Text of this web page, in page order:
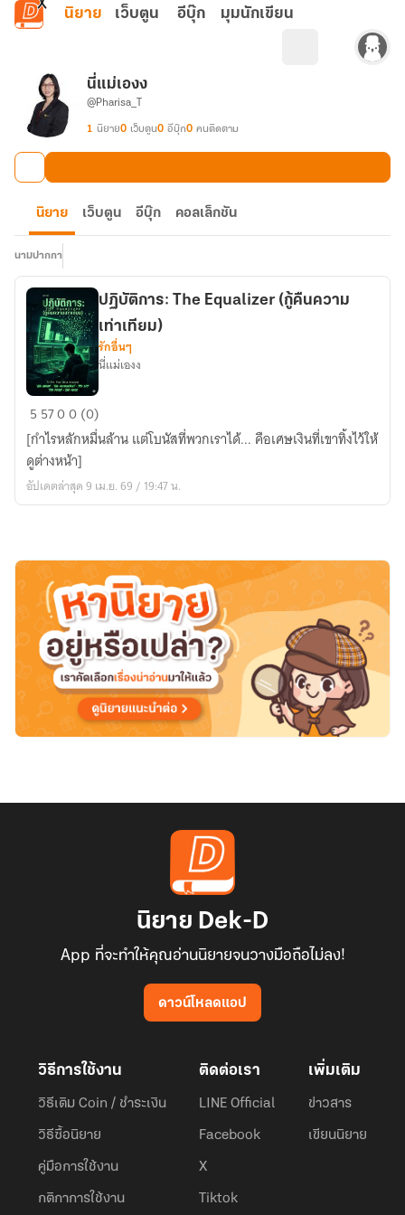
ข้ามไปยังเนื้อหาหลัก
นิยาย เว็บตูน อีบุ๊ก มุมนักเขียน
นี่แม่เองง
@Pharisa_T
1 นิยาย0 เว็บตูน0 อีบุ๊ก0 คนติดตาม
นิยาย เว็บตูน อีบุ๊ก คอลเล็กชัน
นามปากกา
ปฏิบัติ
การ:
The
Equalizer
(กู้
เท่า
เทียม)
ปฏิบัติการ: The Equalizer (กู้คืนความ
เท่าเทียม)
รักอื่นๆ
นี่แม่เองง
5 5700 (0)
[กำไรหลักหมื่นล้าน แต่โบนัสที่พวกเราได้... คือเศษเงินที่เขาทิ้งไว้ให้
ดูต่างหน้า]
อัปเดตล่าสุด 9 เม.ย. 69 / 19:47 น.
นิยาย Dek-D
App ที่จะทำให้คุณอ่านนิยายจนวางมือถือไม่ลง!
ดาวน์โหลดแอป
วิธีการใช้งาน
วิธีเติม Coin / ชำระเงิน
วิธีซื้อนิยาย
คู่มือการใช้งาน
กติกาการใช้งาน
ติดต่อเรา
LINE Official
Facebook
X
Tiktok
เพิ่มเติม
ข่าวสาร
เขียนนิยาย